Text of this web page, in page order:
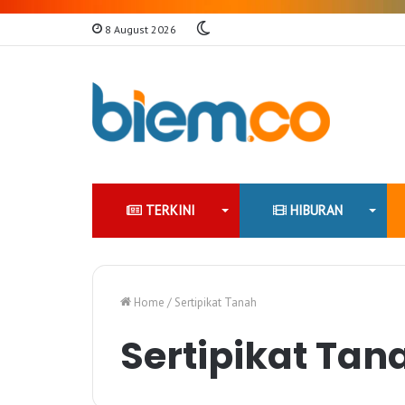
8 August 2026
TERKINI HIBURAN
Home / Sertipikat Tanah
Sertipikat